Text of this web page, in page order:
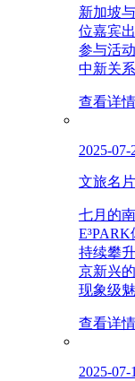
新加坡
位嘉宾
参与活
中新关
查看详情
2025-07-
文旅名
七月的
持续攀
京新兴
现象级
查看详情
2025-07-